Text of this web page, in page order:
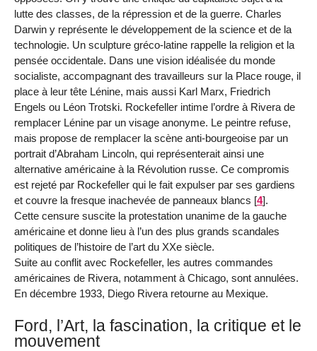
lutte des classes, de la répression et de la guerre. Charles
Darwin y représente le développement de la science et de la
technologie. Un sculpture gréco-latine rappelle la religion et la
pensée occidentale. Dans une vision idéalisée du monde
socialiste, accompagnant des travailleurs sur la Place rouge, il
place à leur tête Lénine, mais aussi Karl Marx, Friedrich
Engels ou Léon Trotski. Rockefeller intime l’ordre à Rivera de
remplacer Lénine par un visage anonyme. Le peintre refuse,
mais propose de remplacer la scène anti-bourgeoise par un
portrait d’Abraham Lincoln, qui représenterait ainsi une
alternative américaine à la Révolution russe. Ce compromis
est rejeté par Rockefeller qui le fait expulser par ses gardiens
et couvre la fresque inachevée de panneaux blancs [4].
Cette censure suscite la protestation unanime de la gauche
américaine et donne lieu à l’un des plus grands scandales
politiques de l’histoire de l’art du XXe siècle.
Suite au conflit avec Rockefeller, les autres commandes
américaines de Rivera, notamment à Chicago, sont annulées.
En décembre 1933, Diego Rivera retourne au Mexique.
Ford, l’Art, la fascination, la critique et le
mouvement